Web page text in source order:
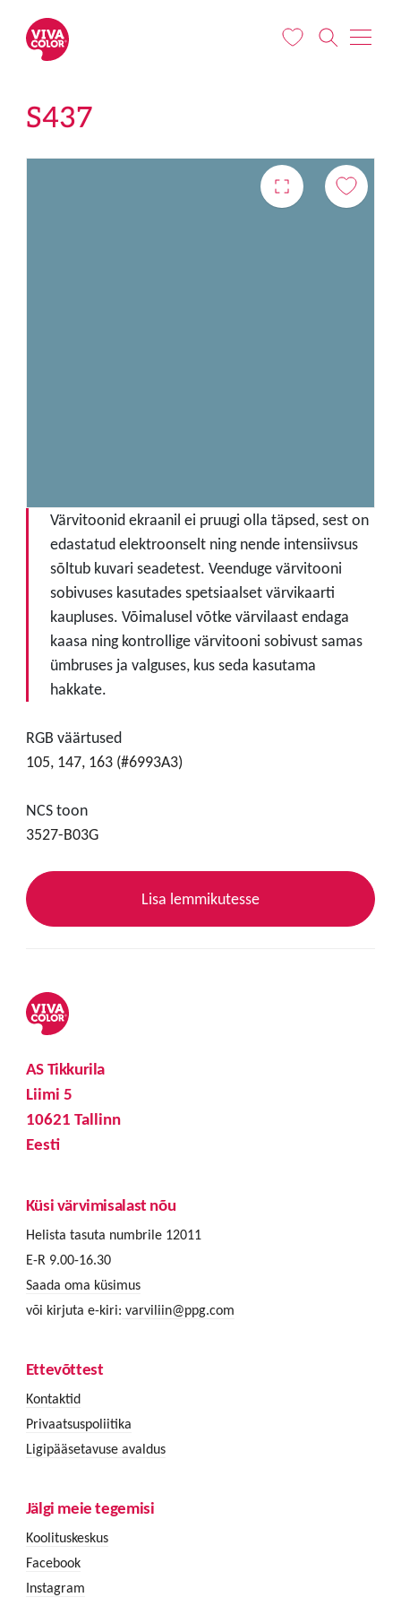
S437
Värvitoonid ekraanil ei pruugi olla täpsed, sest on
edastatud elektroonselt ning nende intensiivsus
sõltub kuvari seadetest. Veenduge värvitooni
sobivuses kasutades spetsiaalset värvikaarti
kaupluses. Võimalusel võtke värvilaast endaga
kaasa ning kontrollige värvitooni sobivust samas
ümbruses ja valguses, kus seda kasutama
hakkate.
RGB väärtused
105, 147, 163 (#6993A3)
NCS toon
3527-B03G
Lisa lemmikutesse
AS Tikkurila
Liimi 5
10621 Tallinn
Eesti
Küsi värvimisalast nõu
Helista tasuta numbrile 12011
E-R 9.00-16.30
Saada oma küsimus
või kirjuta e-kiri: varviliin@ppg.com
Ettevõttest
Kontaktid
Privaatsuspoliitika
Ligipääsetavuse avaldus
Jälgi meie tegemisi
Koolituskeskus
Facebook
Instagram